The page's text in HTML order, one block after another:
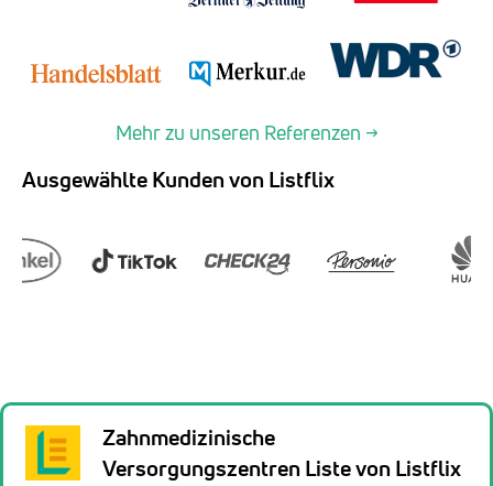
Mehr zu unseren Referenzen →
Ausgewählte Kunden von Listflix
Zahnmedizinische
Versorgungszentren Liste von Listflix